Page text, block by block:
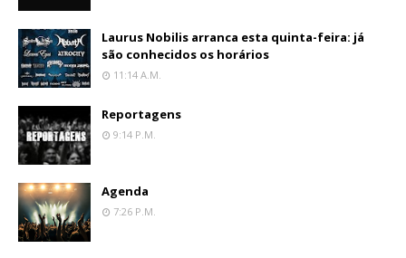
Laurus Nobilis arranca esta quinta-feira: já
são conhecidos os horários
11:14 A.m.
Reportagens
9:14 P.m.
Agenda
7:26 P.m.